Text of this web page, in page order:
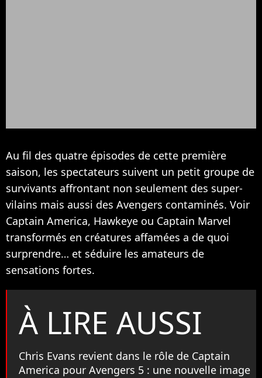
Au fil des quatre épisodes de cette première
saison, les spectateurs suivent un petit groupe de
survivants affrontant non seulement des super-
vilains mais aussi des Avengers contaminés. Voir
Captain America, Hawkeye ou Captain Marvel
transformés en créatures affamées a de quoi
surprendre… et séduire les amateurs de
sensations fortes.
À LIRE AUSSI
Chris Evans revient dans le rôle de Captain
America pour Avengers 5 : une nouvelle image